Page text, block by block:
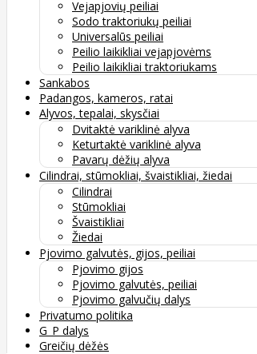
Vejapjovių peiliai
Sodo traktoriukų peiliai
Universalūs peiliai
Peilio laikikliai vejapjovėms
Peilio laikikliai traktoriukams
Sankabos
Padangos, kameros, ratai
Alyvos, tepalai, skysčiai
Dvitaktė variklinė alyva
Keturtaktė variklinė alyva
Pavarų dėžių alyva
Cilindrai, stūmokliai, švaistikliai, žiedai
Cilindrai
Stūmokliai
Švaistikliai
Žiedai
Pjovimo galvutės, gijos, peiliai
Pjovimo gijos
Pjovimo galvutės, peiliai
Pjovimo galvučių dalys
Privatumo politika
G_P dalys
Greičių dėžės